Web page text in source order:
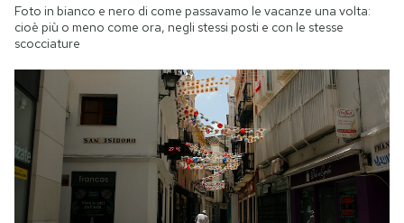
Foto in bianco e nero di come passavamo le vacanze una volta:
cioè più o meno come ora, negli stessi posti e con le stesse
scocciature